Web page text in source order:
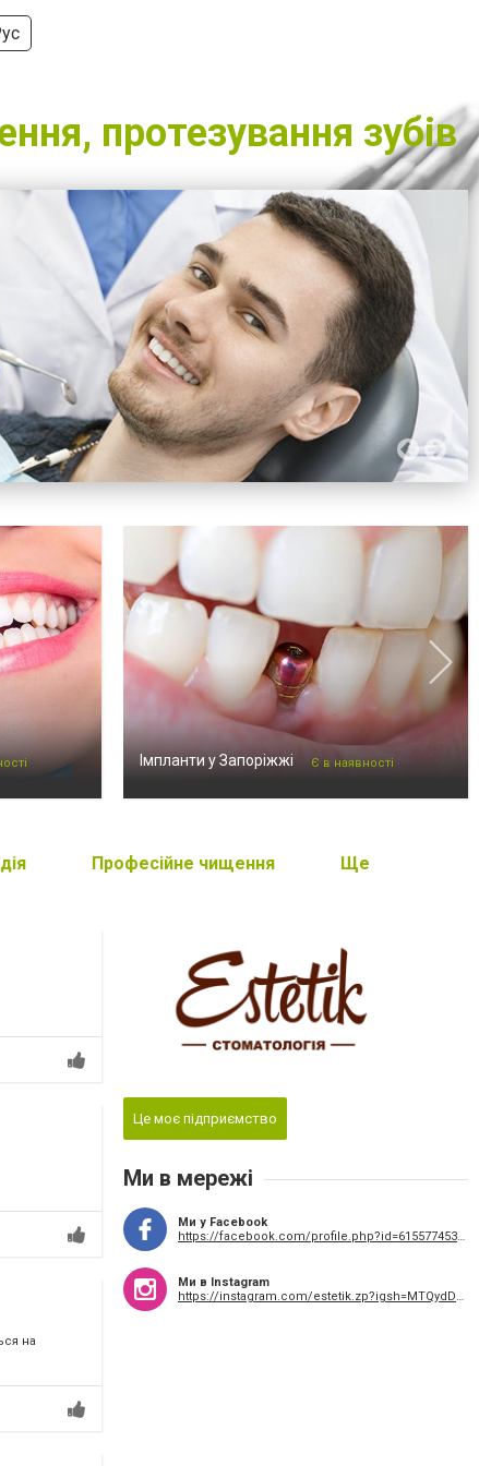
протезування зубів
Імпланти у Запоріжжі Є в наявності
Професійне чищення Ще
на
Це моє підприємство
Ми в мережі
Ми у Facebook
https://facebook.com/profile.php?id=61557745389946&mibextid=wwXIfr&rdid=lkw2BzM7Wps9qwrZ&share_url=https%3A%2F%2Fwww.face
Ми в Instagram
https://instagram.com/estetik.zp?igsh=MTQydDVqMzRoaHNoZA%3D%3D